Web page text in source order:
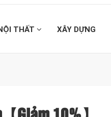
THẤT XÂY DỰNG